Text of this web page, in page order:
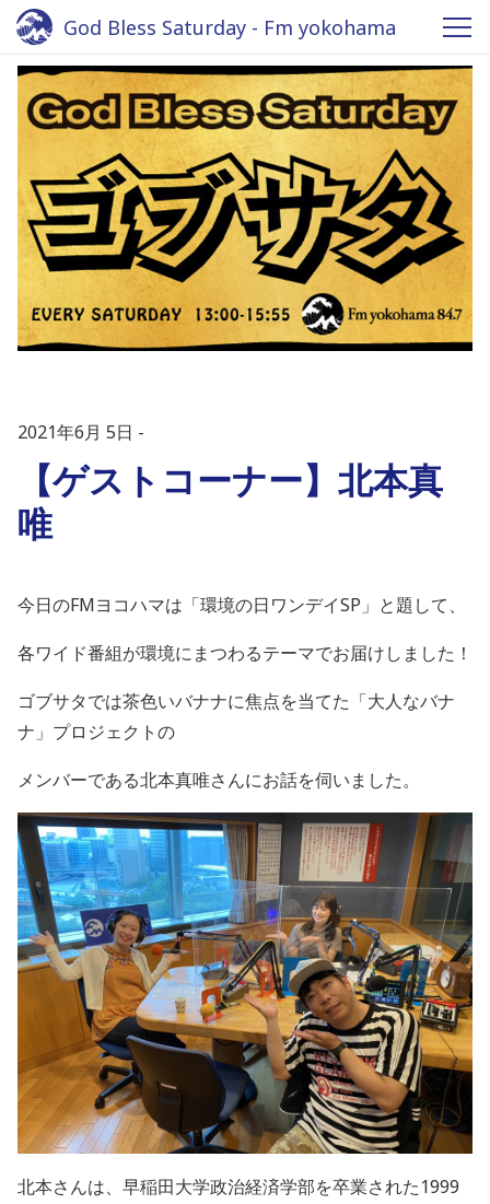
God Bless Saturday - Fm yokohama
2021年6月 5日
【ゲストコーナー】北本真
唯
今日のFMヨコハマは「環境の日ワンデイSP 」と題して、
各ワイド番組が環境にまつわるテーマでお届けしました！
ゴブサタでは茶色いバナナに焦点を当てた「大人なバナ
ナ」プロジェクトの
メンバーである北本真唯さんにお話を伺いました。
北本さんは、早稲田大学政治経済学部を卒業された1999